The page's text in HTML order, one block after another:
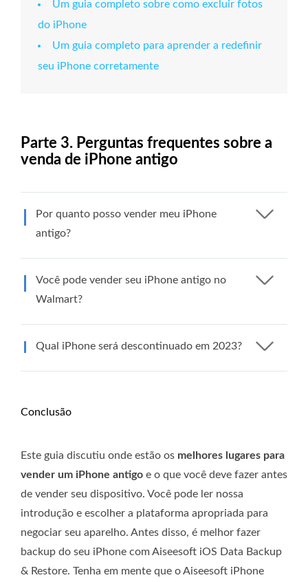
Um guia completo sobre como excluir fotos
do iPhone
Um guia completo para aprender a redefinir
seu iPhone corretamente
Parte 3. Perguntas frequentes sobre a
venda de iPhone antigo
Por quanto posso vender meu iPhone
antigo?
Você pode vender seu iPhone antigo no
Walmart?
Qual iPhone será descontinuado em 2023?
Conclusão
Este guia discutiu onde estão os melhores lugares para
vender um iPhone antigo e o que você deve fazer antes
de vender seu dispositivo. Você pode ler nossa
introdução e escolher a plataforma apropriada para
negociar seu aparelho. Antes disso, é melhor fazer
backup do seu iPhone com Aiseesoft iOS Data Backup
& Restore. Tenha em mente que o Aiseesoft iPhone